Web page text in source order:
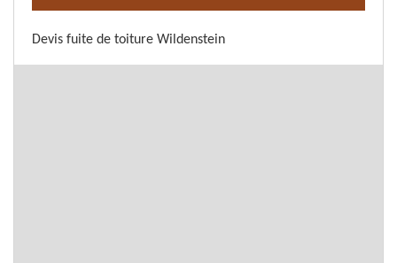
Devis fuite de toiture Wildenstein